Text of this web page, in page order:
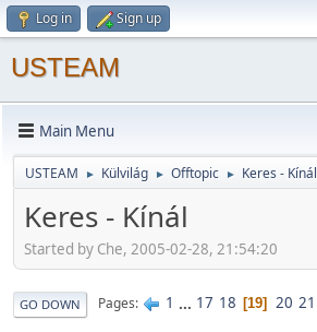
Log in Sign up
USTEAM
Main Menu
USTEAM ► Külvilág ► Offtopic ► Keres - Kínál
Keres - Kínál
Started by Che, 2005-02-28, 21:54:20
GO DOWN Pages 1 ... 17 18 19 20 21